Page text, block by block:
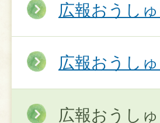
広報おうし
広報おうし
広報おうし